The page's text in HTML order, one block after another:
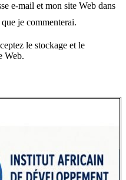
e-mail et mon site Web dans
je commenterai.
le stockage et le
Web.